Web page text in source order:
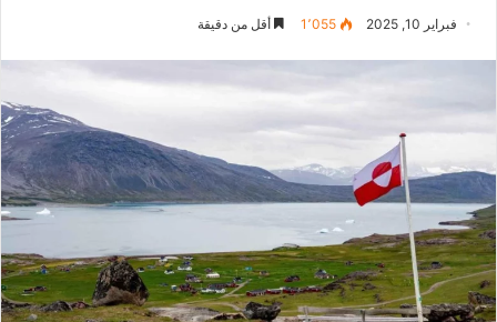
فبراير 10, 2025 1٬055 أقل من دقيقة